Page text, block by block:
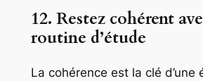
12. Restez cohérent
routine d’étude
La cohérence est la clé d’une